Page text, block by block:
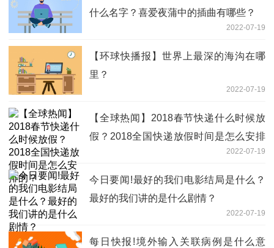
什么名字？喜爱夜蒲中的插曲有哪些？
2022-07-19
【环球快播报】世界上最深的海沟在哪
里？
2022-07-19
【全球热闻】2018春节快递什么时候放
假？2018全国快递放假时间是怎么安排
2022-07-19
今日要闻!最好的我们电影结局是什么？
最好的我们讲的是什么剧情？
2022-07-19
每日快报!境外输入关联病例是什么意